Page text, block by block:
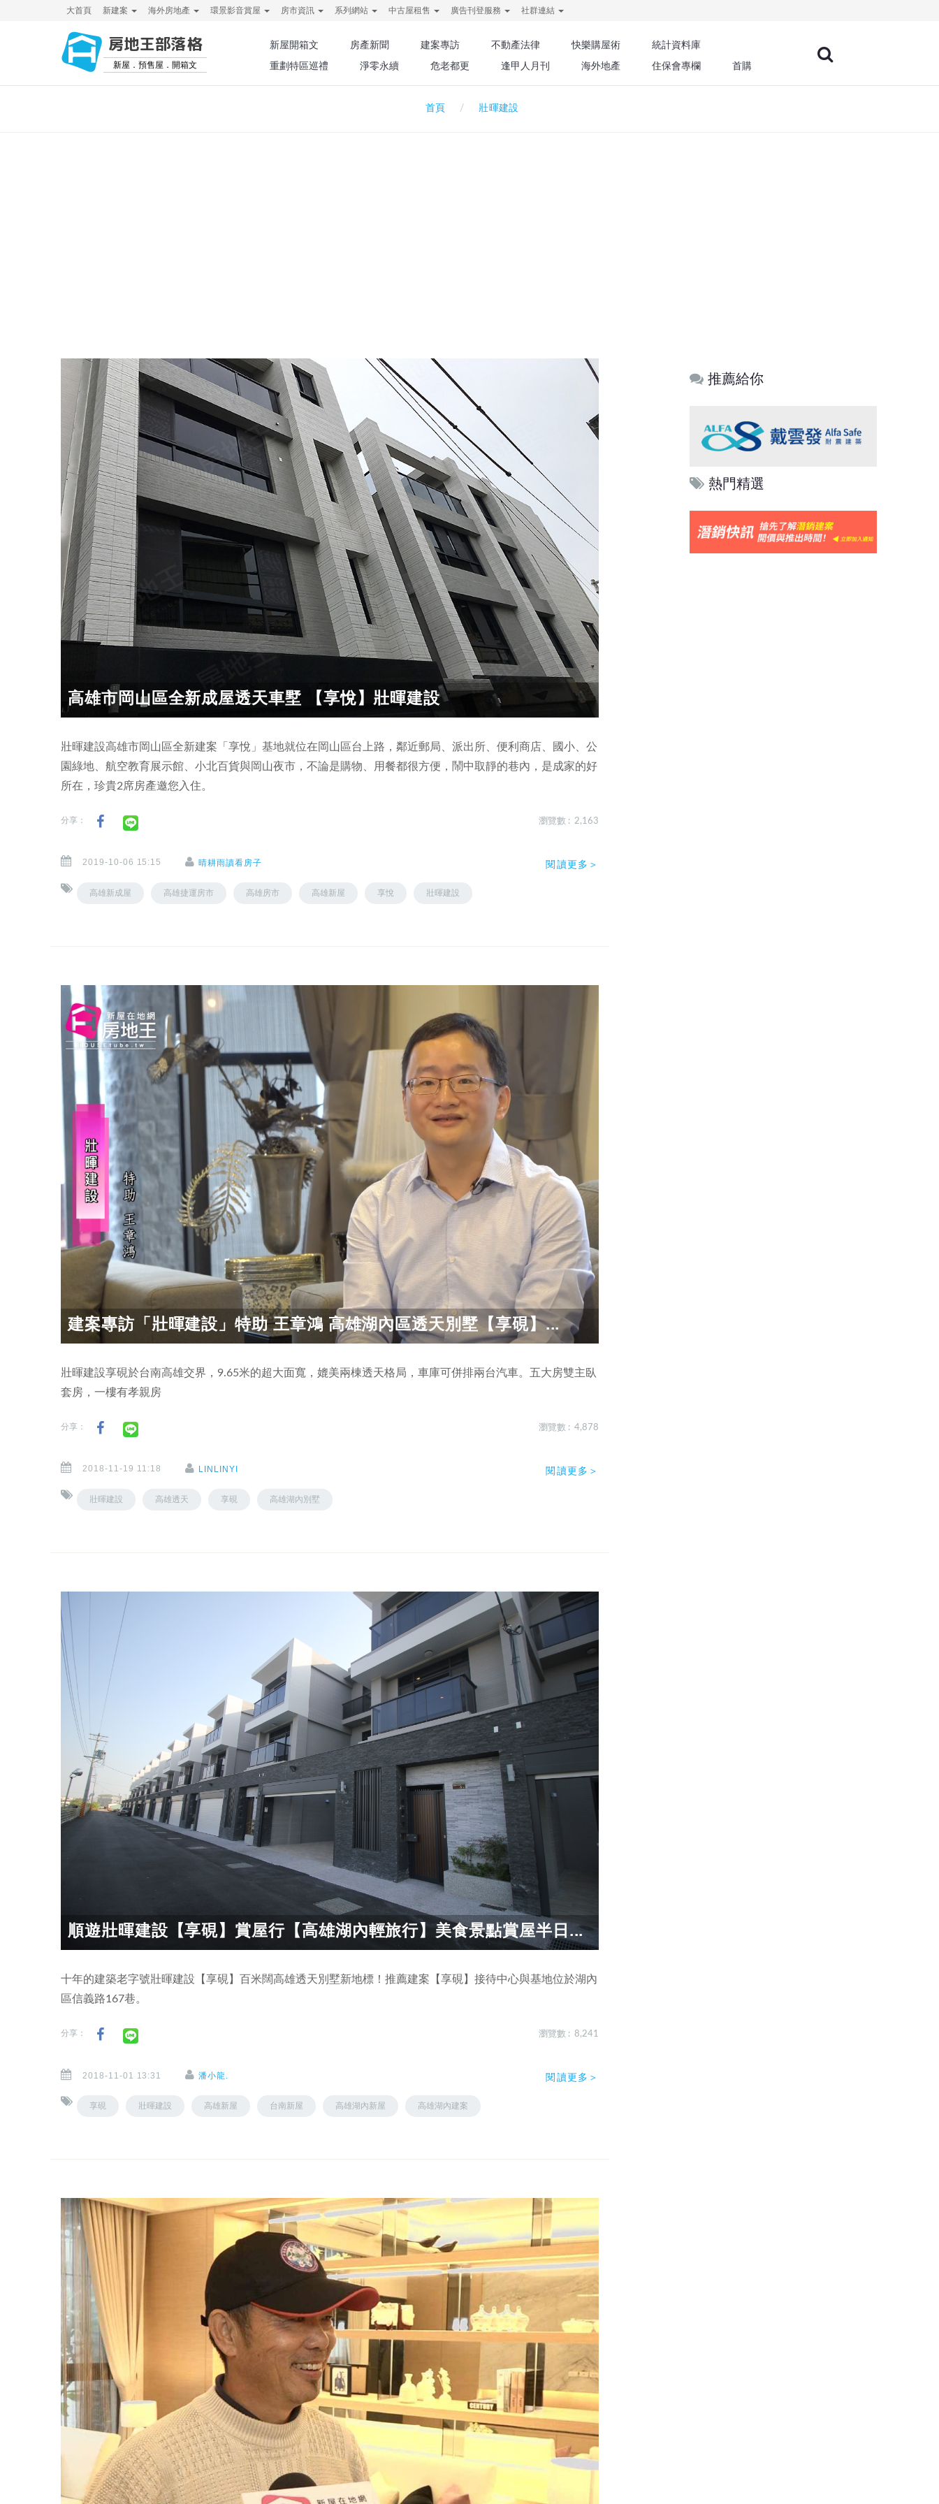
大首頁 新建案 海外房地產 環景影音賞屋 房市資訊 系列網站 中古屋租售 廣告刊登服務 社群連結
房地王部落格
新屋．預售屋．開箱文
新屋開箱文 房產新聞 建案專訪 不動產法律 快樂購屋術
統計資料庫
重劃特區巡禮
淨零永續 危老都更 逢甲人月刊 海外地產 住保會專欄 首購
首頁 壯暉建設
高雄市岡山區全新成屋透天車墅 【享悅】壯暉建設
壯暉建設高雄市岡山區全新建案「享悅」基地就位在岡山區台上路，鄰近郵局、派出所、便利商店、國小、公
園綠地、航空教育展示館、小北百貨與岡山夜市，不論是購物、用餐都很方便，鬧中取靜的巷內，是成家的好
所在，珍貴2席房產邀您入住。
分享： 瀏覽數 : 2,163
2019-10-06 15:15 晴耕雨讀看房子
高雄新成屋 高雄捷運房市 高雄房市 高雄新屋 享悅 壯暉建設
閱讀更多＞
建案專訪「壯暉建設」特助 王章鴻 高雄湖內區透天別墅【享硯】...
壯暉建設享硯於台南高雄交界，9.65米的超大面寬，媲美兩棟透天格局，車庫可併排兩台汽車。五大房雙主臥
套房，一樓有孝親房
分享： 瀏覽數 : 4,878
2018-11-19 11:18 LINLINYI
壯暉建設 高雄透天 享硯 高雄湖內別墅
閱讀更多＞
順遊壯暉建設【享硯】賞屋行【高雄湖內輕旅行】美食景點賞屋半日...
十年的建築老字號壯暉建設【享硯】百米闊高雄透天別墅新地標！推薦建案【享硯】接待中心與基地位於湖內
區信義路167巷。
分享： 瀏覽數 : 8,241
2018-11-01 13:31 潘小龍.
享硯 壯暉建設 高雄新屋 台南新屋 高雄湖內新屋 高雄湖內建案
閱讀更多＞
推薦給你
熱門精選